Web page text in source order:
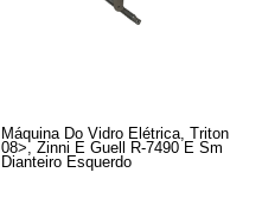
Máquina Do Vidro Elétrica, Triton
08>, Zinni E Guell R-7490 E Sm
Dianteiro Esquerdo